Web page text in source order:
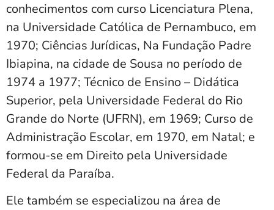
conhecimentos com curso Licenciatura Plena,
na Universidade Católica de Pernambuco, em
1970; Ciências Jurídicas, Na Fundação Padre
Ibiapina, na cidade de Sousa no período de
1974 a 1977; Técnico de Ensino – Didática
Superior, pela Universidade Federal do Rio
Grande do Norte (UFRN), em 1969; Curso de
Administração Escolar, em 1970, em Natal; e
formou-se em Direito pela Universidade
Federal da Paraíba.
Ele também se especializou na área de